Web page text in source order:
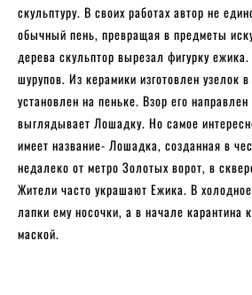
скульптуру. В своих работах автор не
обычный пень, превращая в предметы
дерева скульптор вырезал фигурку
шурупов. Из керамики изготовлен узелок
установлен на пеньке. Взор его
выглядывает Лошадку. Но самое
имеет название- Лошадка, созданная в
недалеко от метро Золотых ворот, в
Жители часто украшают Ежика. В
лапки ему носочки, а в начале карантина
маской.